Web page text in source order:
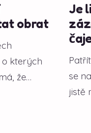
obrat
kterých
že
Je
se
jistě